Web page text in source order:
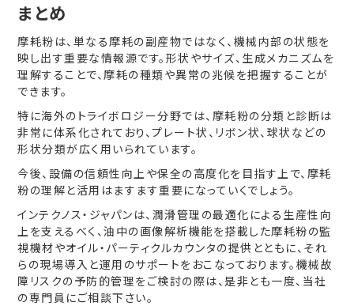
まとめ
摩耗粉は、単なる摩耗の副産物ではなく、機械内部の状態を
映し出す重要な情報源です。形状やサイズ、生成メカニズムを
理解することで、摩耗の種類や異常の兆候を把握することが
できます。
特に海外のトライボロジー分野では、摩耗粉の分類と診断は
非常に体系化されており、プレート状、リボン状、球状などの
形状分類が広く用いられています。
今後、設備の信頼性向上や保全の高度化を目指す上で、摩耗
粉の理解と活用はますます重要になっていくでしょう。
インテクノス・ジャパンは、潤滑管理の最適化による生産性向
上を支えるべく、油中の画像解析機能を搭載した摩耗粉の監
視機材やオイル・パーティクルカウンタの提供とともに、それ
らの現場導入と運用のサポートをおこなっております。機械故
障リスクの予防的管理をご検討の際は、是非とも一度、当社
の専門員にご相談下さい。